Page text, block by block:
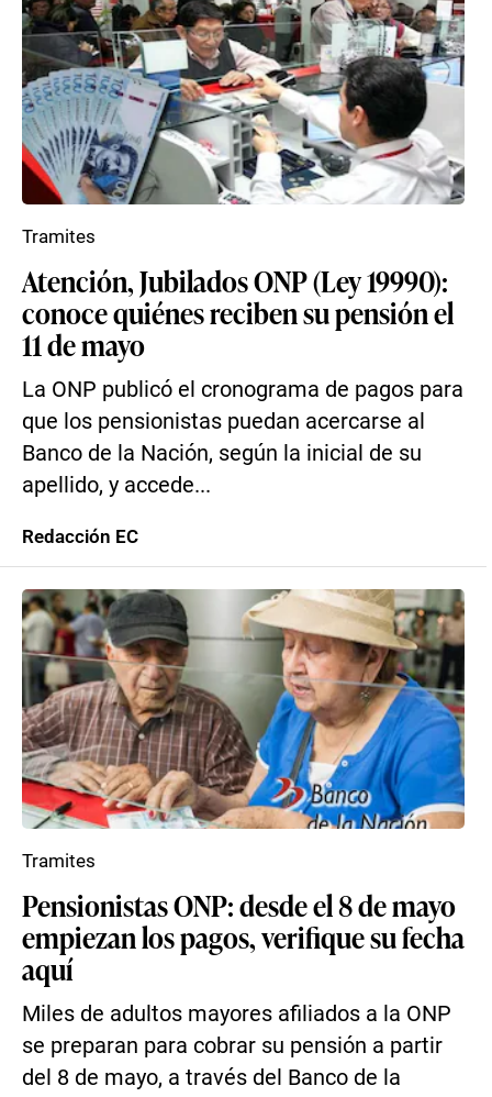
Atención, Jubilados ONP (Ley 19990):
conoce quiénes reciben su pensión el
11 de mayo
La ONP publicó el cronograma de pagos para
que los pensionistas puedan acercarse al
Banco de la Nación, según la inicial de su
apellido, y accede...
Tramites
Redacción EC
Pensionistas ONP: desde el 8 de mayo
empiezan los pagos, verifique su fecha
aquí
Miles de adultos mayores afiliados a la ONP
se preparan para cobrar su pensión a partir
del 8 de mayo, a través del Banco de la
Tramites